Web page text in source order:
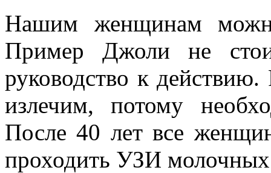
Нашим женщинам
Пример Джоли не
руководство к
излечим, потому
После 40 лет все
проходить УЗИ